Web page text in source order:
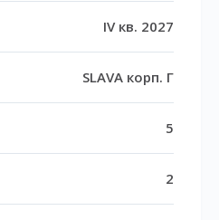
IV кв. 2027
SLAVA корп. Г
5
2